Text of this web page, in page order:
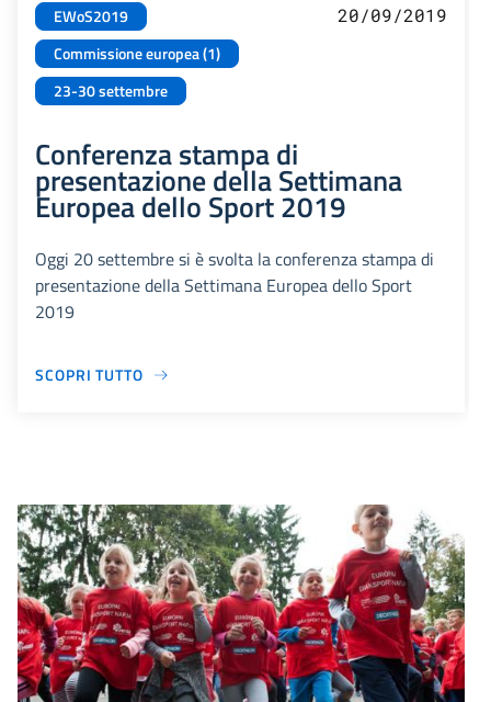
EWoS2019
Commissione europea (1)
23-30 settembre
20/09/2019
Conferenza stampa di
presentazione della Settimana
Europea dello Sport 2019
Oggi 20 settembre si è svolta la conferenza stampa di
presentazione della Settimana Europea dello Sport
2019
SCOPRI TUTTO